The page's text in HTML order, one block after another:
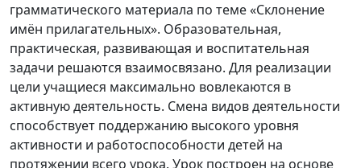
грамматического материала по теме «Склонение
имён прилагательных». Образовательная,
практическая, развивающая и воспитательная
задачи решаются взаимосвязано. Для реализации
цели учащиеся максимально вовлекаются в
активную деятельность. Смена видов деятельности
способствует поддержанию высокого уровня
активности и работоспособности детей на
протяжении всего урока. Урок построен на основе